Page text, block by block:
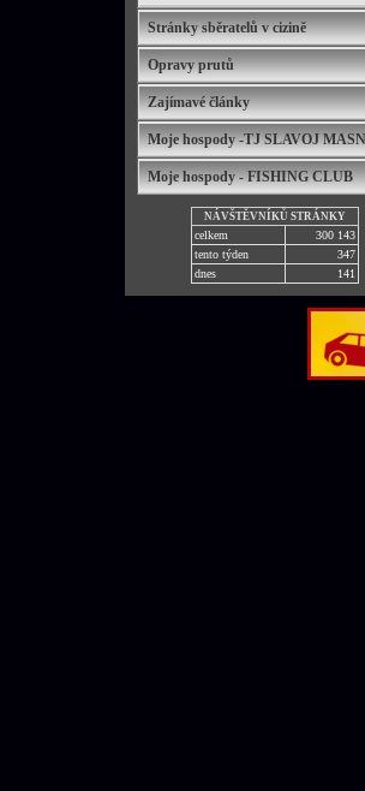
Stránky sběratelů v cizině
Opravy prutů
Zajímavé články
Moje hospody -TJ SLAVOJ
Moje hospody - FISHING CLUB
NÁVŠTĚVNÍKŮ STRÁNKY
celkem
300 143
tento týden
347
dnes
141